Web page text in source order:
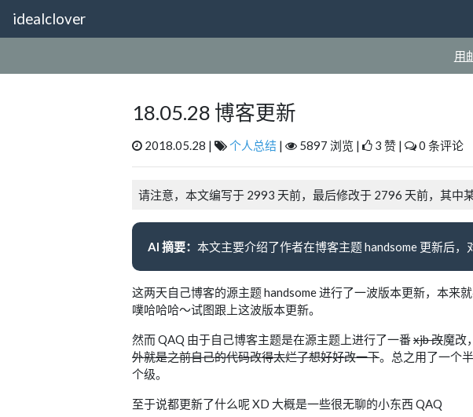
idealclover
用
18.05.28 博客更新
2018.05.28 | 个人总结 | 5897 浏览 | 3 赞 | 0 条评论
请注意，本文编写于 2993 天前，最后修改于 2796 天前，其中
AI 摘要：
这两天自己博客的源主题 handsome 进行了一波版本更新，本来
噗哈哈哈～试图跟上这波版本更新。
然而 QAQ 由于自己博客主题是在源主题上进行了一番xjb 改魔改
外就是之前自己的代码改得太烂了想好好改一下。总之用了一个
个级。
至于说都更新了什么呢 XD 大概是一些很无聊的小东西 QAQ